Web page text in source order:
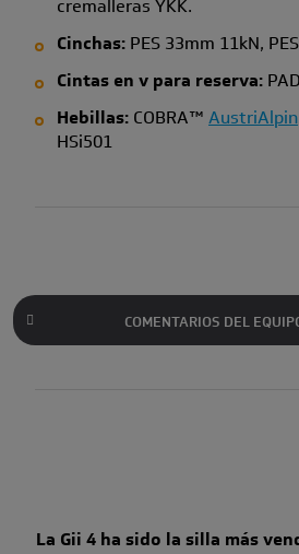
cremalleras YKK.
Cinchas:PES 33mm 11kN,
Cintas en v para reserva:
Hebillas:COBRA™ AustriAlpin
HSi501
COMENTARIOS DEL
La Gii 4 ha sido la silla más